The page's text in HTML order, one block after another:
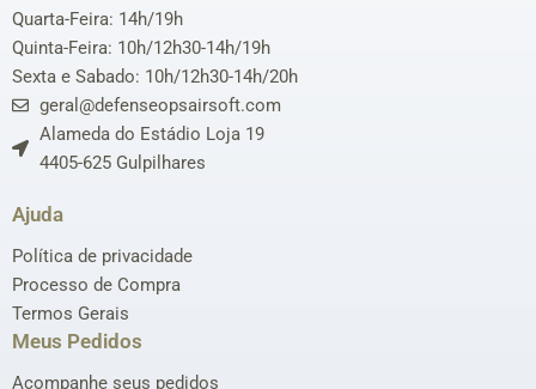
Quarta-Feira: 14h/19h
Quinta-Feira: 10h/12h30-14h/19h
Sexta e Sabado: 10h/12h30-14h/20h
geral@defenseopsairsoft.com
Alameda do Estádio Loja 19
4405-625 Gulpilhares
Ajuda
Política de privacidade
Processo de Compra
Termos Gerais
Meus Pedidos
Acompanhe seus pedidos